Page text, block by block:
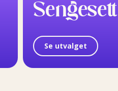
Sengesett
Se utvalget